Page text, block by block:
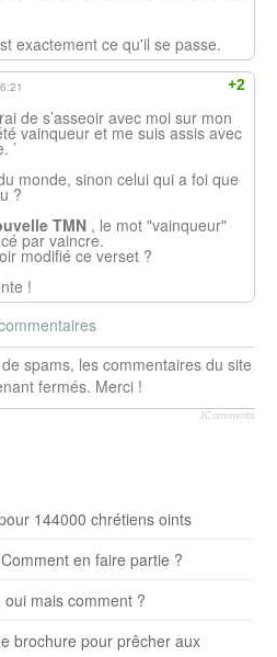
exactement ce qu'il se passe.
+2
de s’asseoir avec moi sur mon
vainqueur et me suis assis avec
’
monde, sinon celui qui a foi que
?
TMN , le mot "vainqueur"
par vaincre.
modifié ce verset ?
!
spams, les commentaires du site
fermés. Merci !
JComments
144000 chrétiens oints
en faire partie ?
mais comment ?
brochure pour prêcher aux